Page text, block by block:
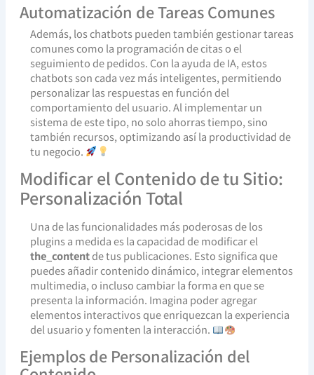
Automatización de Tareas Comunes
Además, los chatbots pueden también gestionar tareas
comunes como la programación de citas o el
seguimiento de pedidos. Con la ayuda de IA, estos
chatbots son cada vez más inteligentes, permitiendo
personalizar las respuestas en función del
comportamiento del usuario. Al implementar un
sistema de este tipo, no solo ahorras tiempo, sino
también recursos, optimizando así la productividad de
tu negocio.
Modificar el Contenido de tu Sitio:
Personalización Total
Una de las funcionalidades más poderosas de los
plugins a medida es la capacidad de modificar el
the_contentde tus publicaciones. Esto significa que
puedes añadir contenido dinámico, integrar elementos
multimedia, o incluso cambiar la forma en que se
presenta la información. Imagina poder agregar
elementos interactivos que enriquezcan la experiencia
del usuario y fomenten la interacción.
Ejemplos de Personalización del